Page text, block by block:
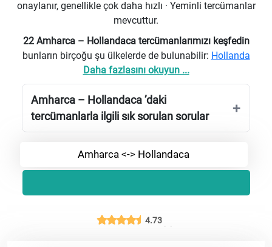
onaylanır, genellikle çok daha hızlı · Yeminli tercümanlar
mevcuttur.
22 Amharca – Hollandaca tercümanlarımızı keşfedin
bunların birçoğu şu ülkelerde de bulunabilir: Hollanda
Daha fazlasını okuyun ...
Amharca – Hollandaca ’daki
tercümanlarla ilgili sık sorulan sorular
Amharca <-> Hollandaca
4.73